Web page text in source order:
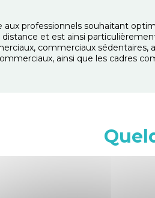
professionnels souhaitant
et est ainsi
commerciaux sédentaires,
ainsi que les cadres